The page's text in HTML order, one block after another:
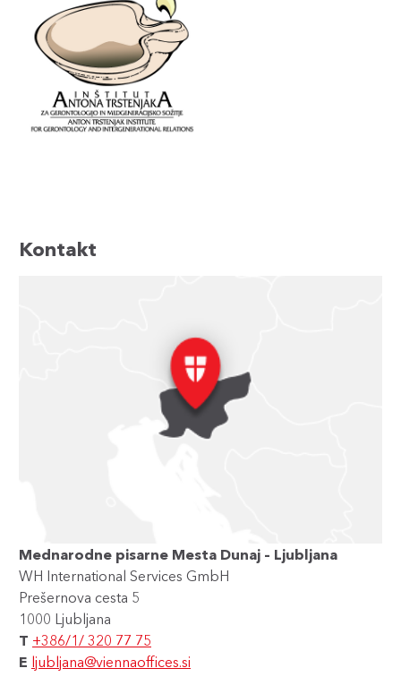
Kontakt
Mednarodne pisarne Mesta Dunaj – Ljubljana
WH International Services GmbH
Prešernova cesta 5
1000 Ljubljana
T +386/1/ 320 77 75
E ljubljana@viennaoffices.si